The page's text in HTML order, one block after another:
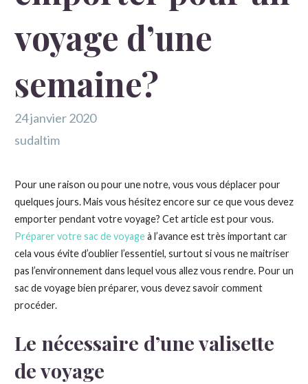
voyage d’une
semaine?
24 janvier 2020
sudaltim
Pour une raison ou pour une notre, vous vous déplacer pour
quelques jours. Mais vous hésitez encore sur ce que vous devez
emporter pendant votre voyage? Cet article est pour vous.
Préparer votre sac de voyageà l’avance est très important car
cela vous évite d’oublier l’essentiel, surtout si vous ne maitriser
pas l’environnement dans lequel vous allez vous rendre. Pour un
sac de voyage bien préparer, vous devez savoir comment
procéder.
Le nécessaire d’une valisette
de voyage